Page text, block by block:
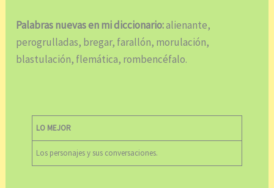
Palabras nuevas en mi diccionario:alienante,
perogrulladas, bregar, farallón, morulación,
blastulación, flemática, rombencéfalo.
LO MEJOR
Los personajes y sus conversaciones.